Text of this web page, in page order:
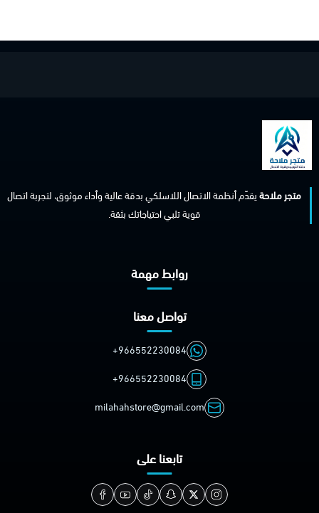
متجر ملاحةيقدّم أنظمة الاتصال اللاسلكي بدقة عالية وأداء موثوق، لتجربة اتصال
قوية تلبي احتياجاتك بثقة.
روابط مهمة
تواصل معنا
+966552230084
+966552230084
milahahstore@gmail.com
تابعنا على